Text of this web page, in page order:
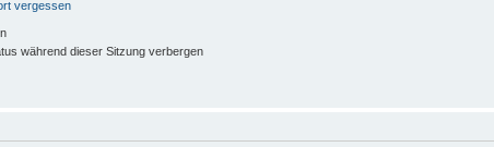
vergessen
während dieser Sitzung verbergen